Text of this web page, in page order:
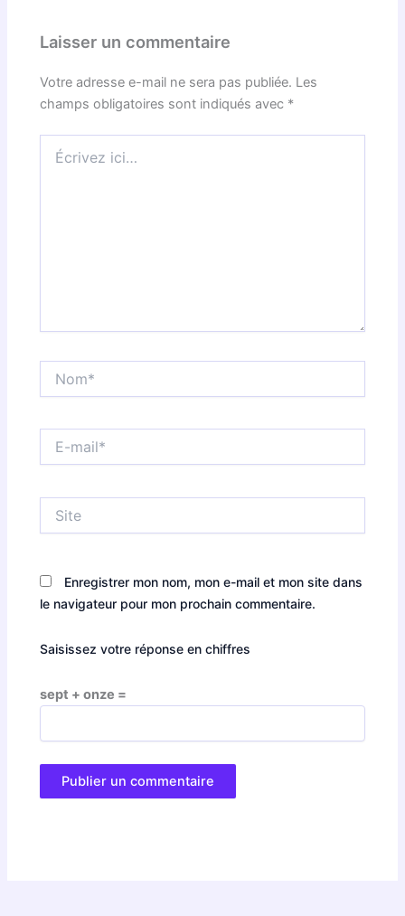
Laisser un commentaire
Votre adresse e-mail ne sera pas publiée. Les
champs obligatoires sont indiqués avec *
ici…
mail*
Enregistrer mon nom, mon e-mail et mon site dans
le navigateur pour mon prochain commentaire.
Saisissez votre réponse en chiffres
sept + onze =